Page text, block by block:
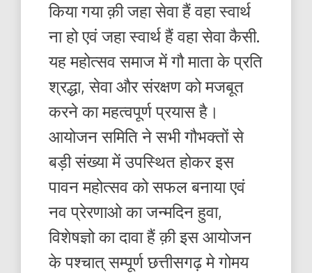
किया गया क़ी जहा सेवा हैं वहा स्वार्थ
ना हो एवं जहा स्वार्थ हैं वहा सेवा कैसी.
यह महोत्सव समाज में गौ माता के प्रति
श्रद्धा, सेवा और संरक्षण को मजबूत
करने का महत्वपूर्ण प्रयास है।
आयोजन समिति ने सभी गौभक्तों से
बड़ी संख्या में उपस्थित होकर इस
पावन महोत्सव को सफल बनाया एवं
नव प्रेरणाओ का जन्मदिन हुवा,
विशेषज्ञो का दावा हैं क़ी इस आयोजन
के पश्चात् सम्पूर्ण छत्तीसगढ़ मे गोमय